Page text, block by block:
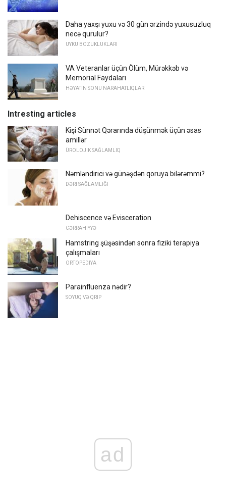
Daha yaxşı yuxu və 30 gün ərzində yuxusuzluq
necə qurulur?
UYKU BOZUKLUKLARI
VA Veteranlar üçün Ölüm, Mürəkkəb və
Memorial Faydaları
HƏYATIN SONU NARAHATLIQLAR
Intresting articles
Kişi Sünnət Qərarında düşünmək üçün əsas
amillər
ÜROLOJIK SAĞLAMLIQ
Nəmləndirici və günəşdən qoruya bilərəmmi?
DƏRI SAĞLAMLIĞI
Dehiscence və Evisceration
CƏRRAHIYYƏ
Hamstring şüşəsindən sonra fiziki terapiya
çalışmaları
ORTOPEDIYA
Parainfluenza nədir?
SOYUQ VƏ QRIP
ad